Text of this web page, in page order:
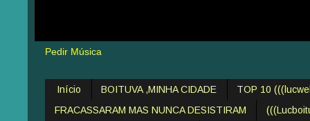
Pedir Música
Início BOITUVA ,MINHA CIDADE
TOP 10
FRACASSARAM MAS NUNCA DESISTIRAM